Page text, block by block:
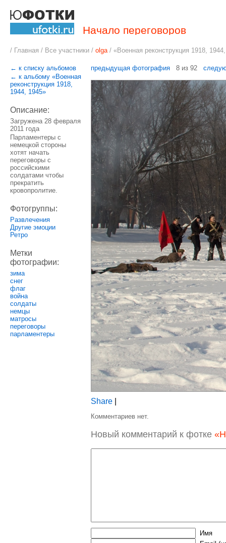
Начало переговоров
/ Главная / Все участники / olga/ «Военная реконструкция 1918,
← к списку альбомов
← к альбому «Военная
реконструкция 1918,
1944, 1945»
Описание:
Загружена 28 февраля
2011 года
Парламентеры с
немецкой стороны
хотят начать
переговоры с
российскими
солдатами чтобы
прекратить
кровопролитие.
Фотогруппы:
Развлечения
Другие эмоции
Ретро
Метки
фотографии:
зима
снег
флаг
война
солдаты
немцы
матросы
переговоры
парламентеры
предыдущая фотография8 из 92
Share
Комментариев нет.
Новый комментарий к фотке
Имя